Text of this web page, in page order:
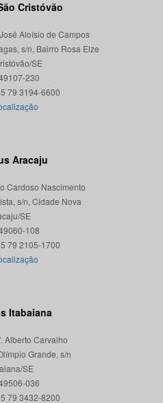
Cristóvão
Aloísio de Campos
s/n, Bairro Rosa Elze
SE
230
Aracaju
Cardoso Nascimento
s/n, Cidade Nova
SE
108
Itabaiana
Alberto Carvalho
Grande, s/n
SE
036